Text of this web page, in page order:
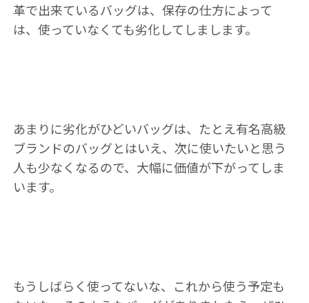
革で出来ているバッグは、保存の仕方によって
は、使っていなくても劣化してしまします。
あまりに劣化がひどいバッグは、たとえ有名高級
ブランドのバッグとはいえ、次に使いたいと思う
人も少なくなるので、大幅に価値が下がってしま
います。
もうしばらく使ってないな、これから使う予定も